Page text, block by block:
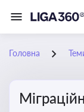
Головна